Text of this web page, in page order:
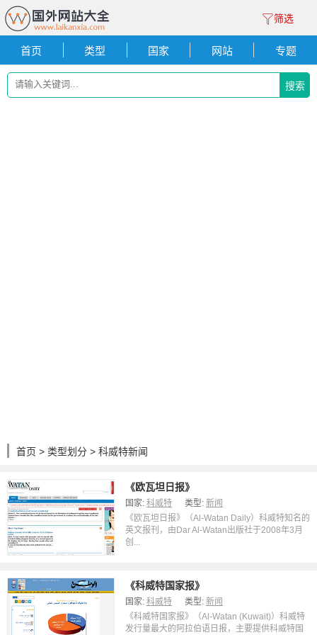
筛选
首页 类型 国家 网站 专题
搜索
首页 > 类型划分 > 科威特新闻
《欧瓦坦日报》
国家: 科威特 类型: 新闻
《欧瓦坦日报》（Al-Watan Daily）科威特知名的
英文报刊，由Dar Al-Watan出版社于2008年3月
创...
《科威特国家报》
国家: 科威特 类型: 新闻
《科威特国家报》（Al-Watan (Kuwait)）科威特
发行量最大的阿拉伯语日报，主要提供科威特国